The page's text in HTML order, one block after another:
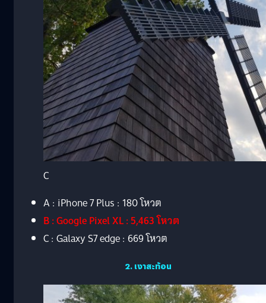
C
A : iPhone 7 Plus : 180 โหวต
B : Google Pixel XL : 5,463 โหวต
C : Galaxy S7 edge : 669 โหวต
2. เงาสะท้อน